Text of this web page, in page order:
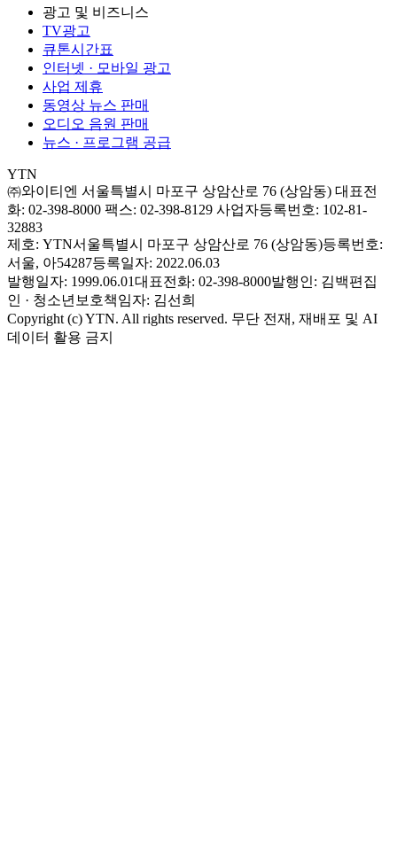
광고 및 비즈니스
TV광고
큐톤시간표
인터넷 · 모바일 광고
사업 제휴
동영상 뉴스 판매
오디오 음원 판매
뉴스 · 프로그램 공급
YTN
㈜와이티엔 서울특별시 마포구 상암산로 76 (상암동) 대표전
화: 02-398-8000 팩스: 02-398-8129 사업자등록번호: 102-81-
32883
제호: YTN서울특별시 마포구 상암산로 76 (상암동)등록번호:
서울, 아54287등록일자: 2022.06.03
발행일자: 1999.06.01대표전화: 02-398-8000발행인: 김백편집
인 · 청소년보호책임자: 김선희
Copyright (c) YTN. All rights reserved. 무단 전재, 재배포 및 AI
데이터 활용 금지